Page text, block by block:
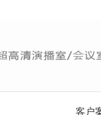
客户